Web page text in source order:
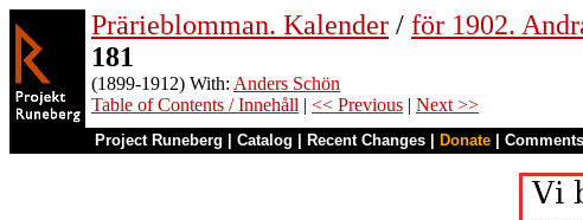
Prärieblomman. Kalender / för 1902.
181
(1899-1912) With: Anders Schön
Table of Contents / Innehåll | << Previous | Next >>
Project Runeberg Catalog Recent Changes Donate